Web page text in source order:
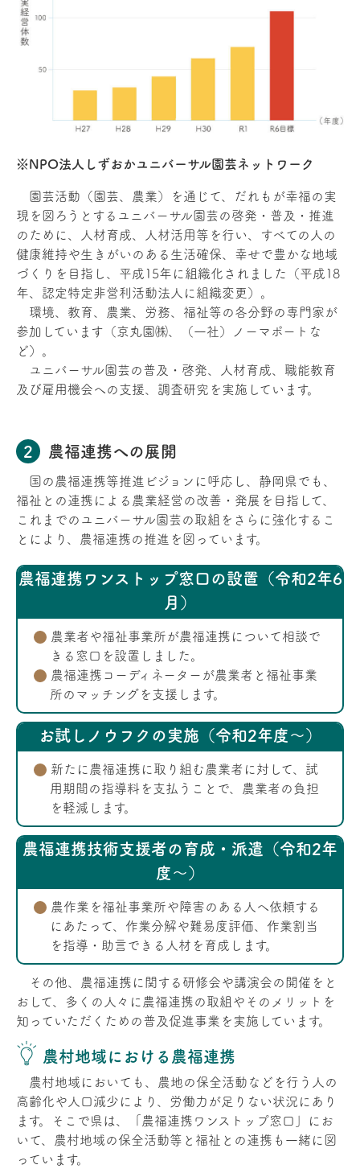
※NPO法人しずおかユニバーサル園芸ネットワーク
園芸活動（園芸、農業）を通じて、だれもが幸福の実
現を図ろうとするユニバーサル園芸の啓発・普及・推進
のために、人材育成、人材活用等を行い、すべての人の
健康維持や生きがいのある生活確保、幸せで豊かな地域
づくりを目指し、平成15年に組織化されました（平成18
年、認定特定非営利活動法人に組織変更）。
環境、教育、農業、労務、福祉等の各分野の専門家が
参加しています（京丸園㈱、（一社）ノーマポートな
ど）。
ユニバーサル園芸の普及・啓発、人材育成、職能教育
及び雇用機会への支援、調査研究を実施しています。
農福連携への展開
国の農福連携等推進ビジョンに呼応し、静岡県でも、
福祉との連携による農業経営の改善・発展を目指して、
これまでのユニバーサル園芸の取組をさらに強化するこ
とにより、農福連携の推進を図っています。
農福連携ワンストップ窓口の設置（令和2年6
月）
農業者や福祉事業所が農福連携について相談で
きる窓口を設置しました。
農福連携コーディネーターが農業者と福祉事業
所のマッチングを支援します。
お試しノウフクの実施（令和2年度～）
新たに農福連携に取り組む農業者に対して、試
用期間の指導料を支払うことで、農業者の負担
を軽減します。
農福連携技術支援者の育成・派遣（令和2年
度～）
農作業を福祉事業所や障害のある人へ依頼する
にあたって、作業分解や難易度評価、作業割当
を指導・助言できる人材を育成します。
その他、農福連携に関する研修会や講演会の開催をと
おして、多くの人々に農福連携の取組やそのメリットを
知っていただくための普及促進事業を実施しています。
農村地域における農福連携
農村地域においても、農地の保全活動などを行う人の
高齢化や人口減少により、労働力が足りない状況にあり
ます。そこで県は、「農福連携ワンストップ窓口」にお
いて、農村地域の保全活動等と福祉との連携も一緒に図
っています。